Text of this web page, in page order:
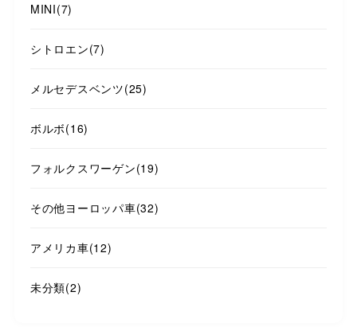
MINI(7)
シトロエン(7)
メルセデスベンツ(25)
ボルボ(16)
フォルクスワーゲン(19)
その他ヨーロッパ車(32)
アメリカ車(12)
未分類(2)